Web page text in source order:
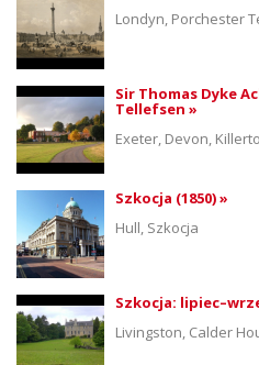
Londyn, Porchester
Sir Thomas Dyke
Tellefsen »
Exeter, Devon,
Szkocja (1850) »
Hull, Szkocja
Szkocja:
Livingston, Calder